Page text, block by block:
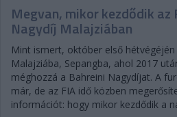
Megvan, mikor kezdődik az
Nagydíj Malajziában
Mint ismert, október első hétvégéjén
Malajziába, Sepangba, ahol 2017
méghozzá a Bahreini Nagydíjat. A
már, de az FIA idő közben
információt: hogy mikor kezdődik a